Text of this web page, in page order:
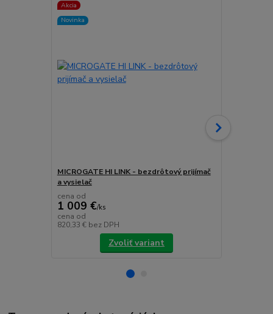
Akcia
Novinka
MICROGATE HI LINK - bezdrôtový prijímač
a vysielač
cena od
1 009 €/ks
cena od
820,33 € bez DPH
Zvoliť variant